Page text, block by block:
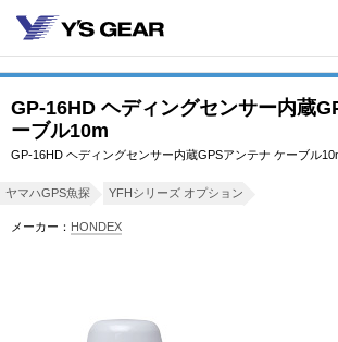
GP-16HD ヘディングセンサー内蔵
ーブル10m
GP-16HD ヘディングセンサー内蔵GPSアンテナ ケーブル
ヤマハGPS魚探 YFHシリーズ オプション
メーカー： HONDEX